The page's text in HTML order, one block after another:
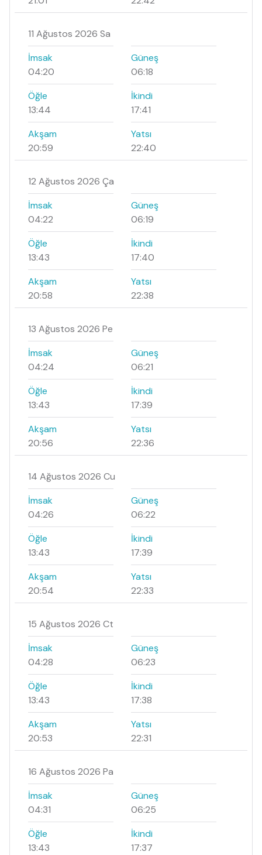
11 Ağustos 2026 Sa
İmsak
04:20
Güneş
06:18
Öğle
13:44
İkindi
17:41
Akşam
20:59
Yatsı
22:40
12 Ağustos 2026 Ça
İmsak
04:22
Güneş
06:19
Öğle
13:43
İkindi
17:40
Akşam
20:58
Yatsı
22:38
13 Ağustos 2026 Pe
İmsak
04:24
Güneş
06:21
Öğle
13:43
İkindi
17:39
Akşam
20:56
Yatsı
22:36
14 Ağustos 2026 Cu
İmsak
04:26
Güneş
06:22
Öğle
13:43
İkindi
17:39
Akşam
20:54
Yatsı
22:33
15 Ağustos 2026 Ct
İmsak
04:28
Güneş
06:23
Öğle
13:43
İkindi
17:38
Akşam
20:53
Yatsı
22:31
16 Ağustos 2026 Pa
İmsak
04:31
Güneş
06:25
Öğle
13:43
İkindi
17:37